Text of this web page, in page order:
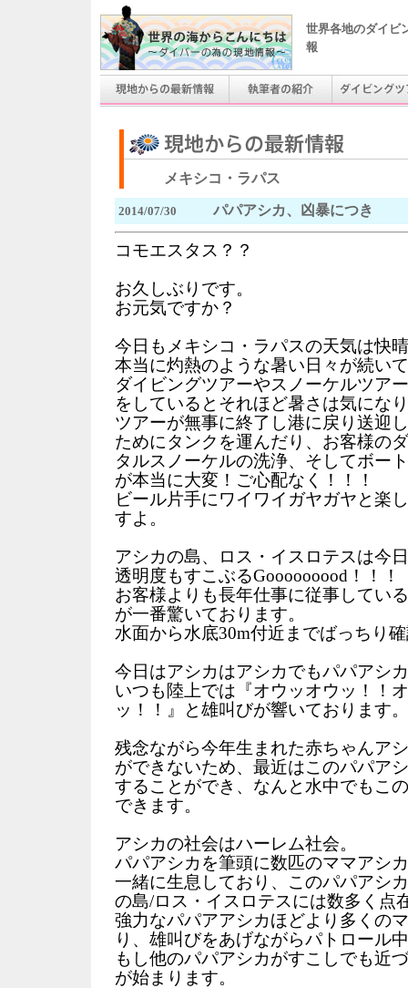
世界各地のダイビ
報
メキシコ・ラパス
2014/07/30 パパアシカ、凶暴につき
コモエスタス？？
お久しぶりです。
お元気ですか？
今日もメキシコ・ラパスの天気は快
本当に灼熱のような暑い日々が続い
ダイビングツアーやスノーケルツア
をしているとそれほど暑さは気にな
ツアーが無事に終了し港に戻り送迎
ためにタンクを運んだり、お客様の
タルスノーケルの洗浄、そしてボー
が本当に大変！ご心配なく！！！
ビール片手にワイワイガヤガヤと楽
すよ。
アシカの島、ロス・イスロテスは今
透明度もすこぶるGooooooood！！！
お客様よりも長年仕事に従事してい
が一番驚いております。
水面から水底30m付近までばっちり
今日はアシカはアシカでもパパアシ
いつも陸上では『オウッオウッ！！
ッ！！』と雄叫びが響いております。
残念ながら今年生まれた赤ちゃんア
ができないため、最近はこのパパア
することができ、なんと水中でもこ
できます。
アシカの社会はハーレム社会。
パパアシカを筆頭に数匹のママアシ
一緒に生息しており、このパパアシ
の島/ロス・イスロテスには数多く点
強力なパパアアシカほどより多くの
り、雄叫びをあげながらパトロール
もし他のパパアシカがすこしでも近
が始まります。